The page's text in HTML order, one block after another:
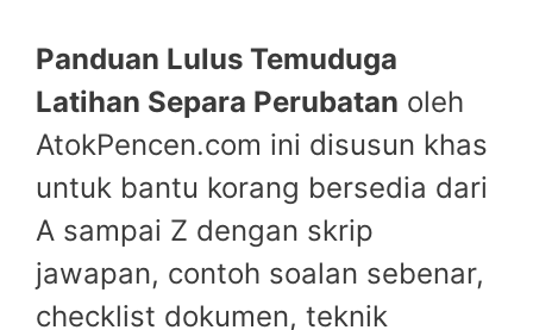
Panduan Lulus Temuduga
Latihan Separa Perubatan oleh
AtokPencen.com ini disusun khas
untuk bantu korang bersedia dari
A sampai Z dengan skrip
jawapan, contoh soalan sebenar,
checklist dokumen, teknik